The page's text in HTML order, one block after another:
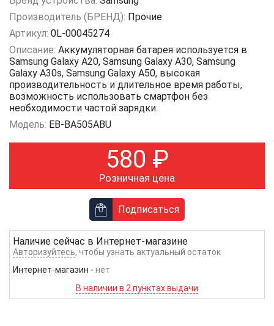
Производитель (БРЕНД): Прочие
Артикул: 0L-00045274
Описание: Аккумуляторная батарея используется в
Samsung Galaxy A20, Samsung Galaxy A30, Samsung
Galaxy A30s, Samsung Galaxy A50, высокая
производительность и длительное время работы,
возможность использовать смартфон без
необходимости частой зарядки.
Модель: EB-BA505ABU
580 ₽
Розничная цена
Подписаться
Наличие сейчас в Интернет-магазине
Авторизуйтесь, чтобы узнать актуальный остаток
Интернет-магазин - нет
В наличии в 2 пунктах выдачи